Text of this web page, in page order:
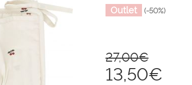
Outlet (-50%)
27,00€
13,50€